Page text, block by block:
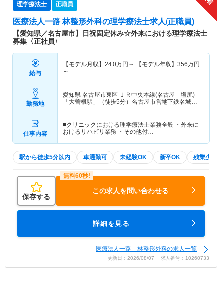
理学療法士 正職員
医療法人一路 林整形外科の理学療法士求人(正職員)
【愛知県／名古屋市】日祝固定休み☆外来における理学療法士
募集〈正社員〉
給与
【モデル月収】 24.0万円～ 【モデル年収】 356万円
～
勤務地
愛知県 名古屋市東区 ＪＲ中央本線(名古屋－塩尻)
「大曽根駅」（徒歩5分）名古屋市営地下鉄名城線
仕事内容
■クリニックにおける理学療法士業務全般 ・外来に
おけるリハビリ業務 ・その他付…
駅から徒歩5分以内 車通勤可 未経験OK 新卒OK 残業少な
保存する
この求人を問い合わせる
詳細を見る
医療法人一路 林整形外科の求人一覧
更新日：2026/08/07 求人番号：10260733